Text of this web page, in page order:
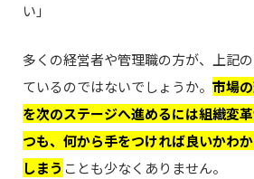
い」
多くの経営者や管理職の方が、上記
ているのではないでしょうか。 市場
を次のステージへ進めるには組織変
つも、何から手をつければ良いかわ
しまう ことも少なくありません。